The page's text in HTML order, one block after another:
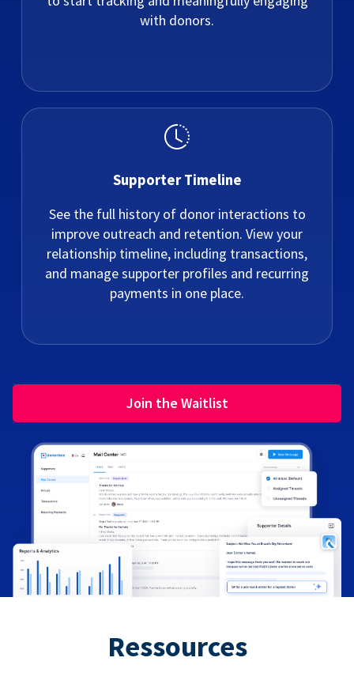
with donors.
Supporter Timeline
See the full history of donor interactions to
improve outreach and retention. View your
relationship timeline, including transactions,
and manage supporter profiles and recurring
payments in one place.
Join the Waitlist
Ressources